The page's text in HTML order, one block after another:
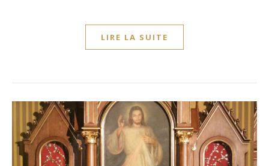
LIRE LA SUITE